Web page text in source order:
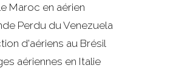
Maroc en aérien
Perdu du Venezuela
d'aériens au Brésil
aériennes en Italie